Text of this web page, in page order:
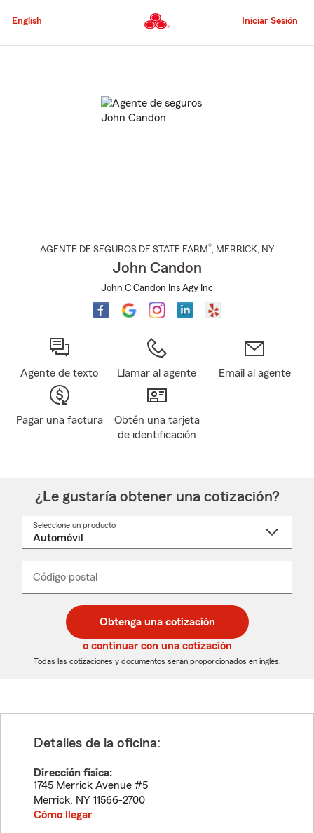
al
principal
English Iniciar Sesión
AGENTE DE SEGUROS DE STATE FARM®, MERRICK, NY
John Candon
John C Candon Ins Agy Inc
Agente de texto Llamar al agente Email al agente
Pagar una factura
Obtén una tarjeta
de identificación
¿Le gustaría obtener una cotización?
Seleccione un producto
desplegable
Código postal
de
5
dígitos
de
5
dígitos
_____
Obtenga una cotización
o continuar con una cotización
Todas las cotizaciones y documentos serán proporcionados en inglés.
Detalles de la oficina:
Dirección física:
1745 Merrick Avenue #5
Merrick, NY 11566-2700
Cómo llegar